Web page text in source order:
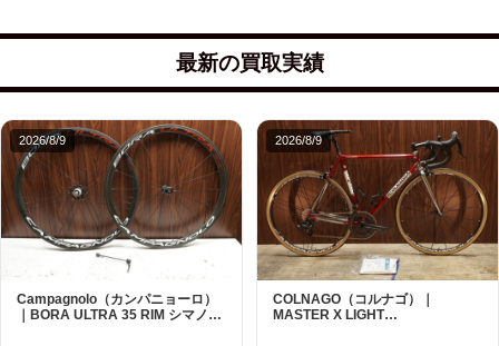
最新の買取実績
2026/8/9
Campagnolo（カンパニョーロ）
｜BORA ULTRA 35 RIM シマノフ
2026/8/9
COLNAGO（コルナゴ）｜
MASTER X LIGHT